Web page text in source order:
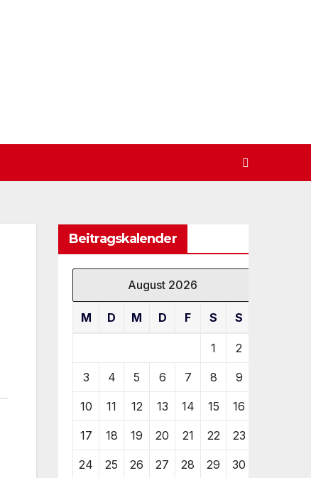
Beitragskalender
August 2026
M D M D F S S
1 2
3 4 5 6 7 8 9
10 11 12 13 14 15 16
17 18 19 20 21 22 23
24 25 26 27 28 29 30